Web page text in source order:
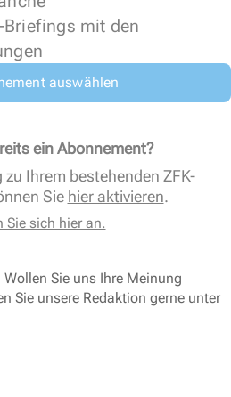
mit den
auswählen
ein Abonnement?
Ihrem bestehenden ZFK-
Sie hier aktivieren.
Sie sich hier an.
Sie uns Ihre Meinung
Sie unsere Redaktion gerne unter